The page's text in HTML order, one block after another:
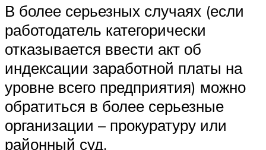
В более серьезных случаях (если
работодатель категорически
отказывается ввести акт об
индексации заработной платы на
уровне всего предприятия) можно
обратиться в более серьезные
организации – прокуратуру или
районный суд.